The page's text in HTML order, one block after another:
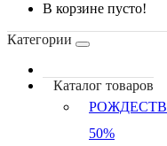
В корзине пусто!
Категории
Каталог товаров
50%